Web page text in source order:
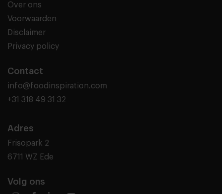
Over ons
Voorwaarden
Disclaimer
Privacy policy
Contact
info@foodinspiration.com
+31 318 49 31 32
Adres
Frisopark 2
6711 WZ Ede
Volg ons